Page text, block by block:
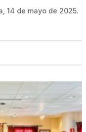
14 de mayo de 2025.